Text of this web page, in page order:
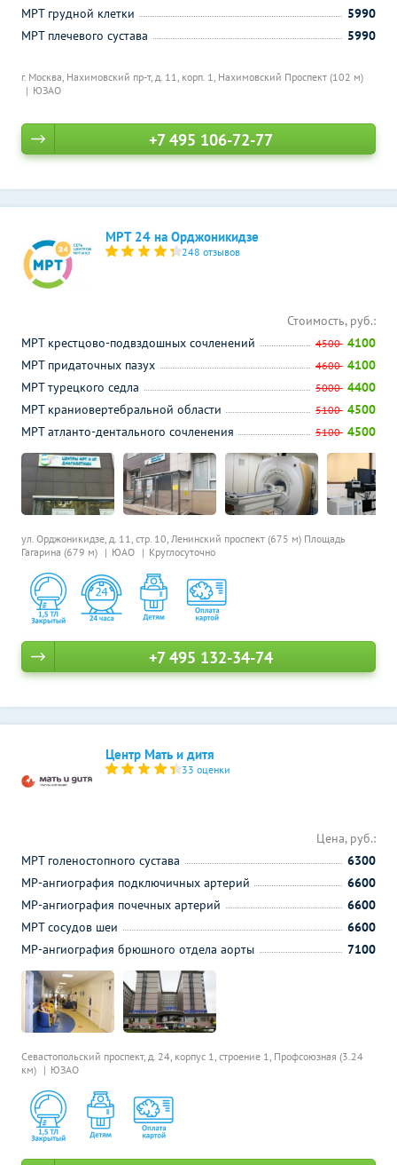
г. Москва, Нахимовский пр-т, д. 11, корп. 1, Нахимовский Проспект (102 м)
ЮЗАО
МРТ грудной клетки
5990
МРТ плечевого сустава
5990
+7 495 106-72-77
МРТ 24 на Орджоникидзе
248 отзывов
ул. Орджоникидзе, д. 11, стр. 10, Ленинский проспект (675 м) Площадь
Гагарина (679 м)
ЮАО Круглосуточно
Стоимость, руб.:
МРТ крестцово-подвздошных сочленений
4500 4100
МРТ придаточных пазух
4600 4100
МРТ турецкого седла
5000 4400
МРТ краниовертебральной области
5100 4500
МРТ атланто-дентального сочленения
5100 4500
+7 495 132-34-74
Центр Мать и дитя
33 оценки
Севастопольский проспект, д. 24, корпус 1, строение 1, Профсоюзная (3.24
км)
ЮЗАО
Цена, руб.:
МРТ голеностопного сустава
6300
МР-ангиография подключичных артерий
6600
МР-ангиография почечных артерий
6600
МРТ сосудов шеи
6600
МР-ангиография брюшного отдела аорты
7100